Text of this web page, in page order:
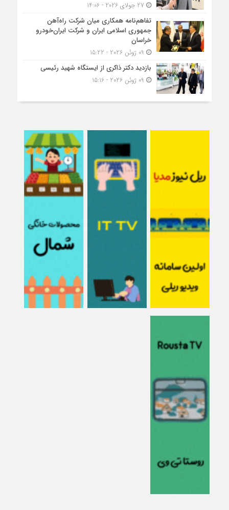
تفاهم‌نامه همکاری میان شرکت راه‌آهن
جمهوری اسلامی ایران و شرکت ایران‌خودرو
خراسان
بازدید دکتر ذاکری از ایستگاه شهید رئیسی